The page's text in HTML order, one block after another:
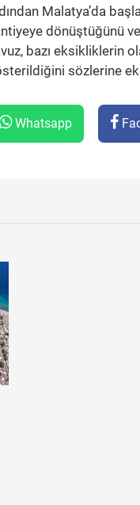
Malatya’da
dönüştüğünü
bazı eksikliklerin
sözlerine
Whatsapp